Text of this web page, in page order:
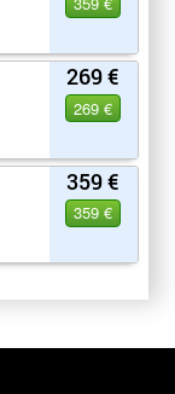
269 €
269 €
359 €
359 €